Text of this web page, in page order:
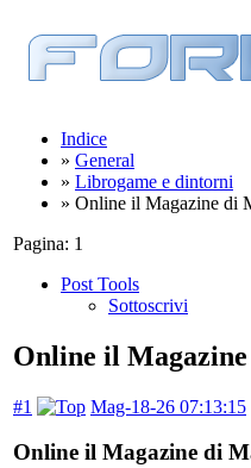
Indice
» General
» Librogame e dintorni
» Online il Magazine di
Pagina: 1
Post Tools
Sottoscrivi
Online il
#1 Mag-18-26 07:13:15
Online il Magazine di